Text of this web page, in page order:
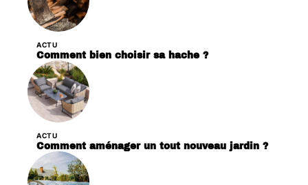
ACTU
Comment bien choisir sa hache ?
ACTU
Comment aménager un tout nouveau jardin ?